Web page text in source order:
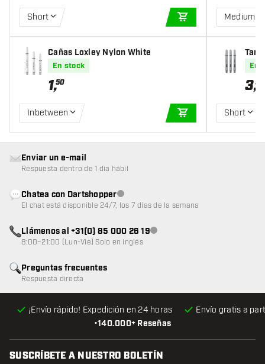
Short
AÑADIR A LA
Cañas Loxley Nylon White
En stock
1,50
Inbetween
AÑADIR A LA
Medium
as
En
3,95
Short
•140.000+ Reseñas
¡Envío rápido! Expedición en 24 horas Envío gratis a
Preguntas frecuentes
Respuesta directa
Enviar un e-mail
Respuesta dentro de 1 día hábil
Chatea con DartshopperAtención al cliente no disponible
El chat está disponible 24/7, los 7 días de la semana
Llámenos al +31(0) 85 000 26 19Atención al cliente no disponible
8:00–21:00 (Lun-Vie) Solo en inglés
SUSCRÍBETE A NUESTRO BOLETÍN